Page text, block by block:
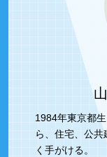
1984年東京都
ら、住宅、公
く手がける。